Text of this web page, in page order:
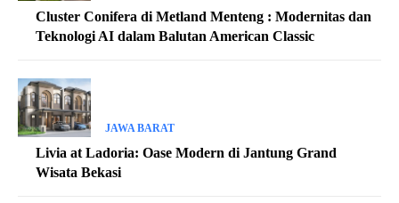
Cluster Conifera di Metland Menteng : Modernitas dan
Teknologi AI dalam Balutan American Classic
JAWA BARAT
Livia at Ladoria: Oase Modern di Jantung Grand
Wisata Bekasi